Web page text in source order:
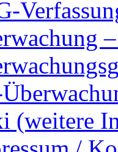
(weitere